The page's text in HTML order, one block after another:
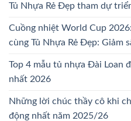
Tủ Nhựa Rẻ Đẹp tham dự
Cuồng nhiệt World Cup
cùng Tủ Nhựa Rẻ Đẹp: Giảm
Top 4 mẫu tủ nhựa Đài Loan
nhất 2026
Những lời chúc thầy cô khi
động nhất năm 2025/26